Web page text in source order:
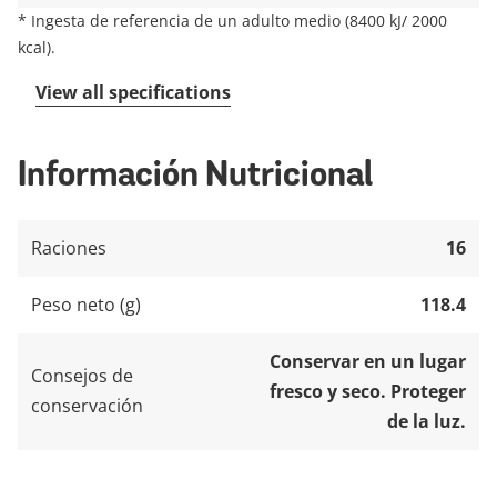
* Ingesta de referencia de un adulto medio (8400 kJ/ 2000
kcal).
View all specifications
Información Nutricional
Raciones 16
Peso neto (g) 118.4
Consejos de
conservación
Conservar en un lugar
fresco y seco. Proteger
de la luz.